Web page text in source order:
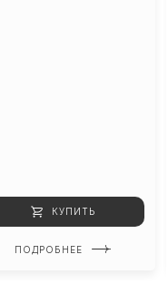
КУПИТЬ
ПОДРОБНЕЕ